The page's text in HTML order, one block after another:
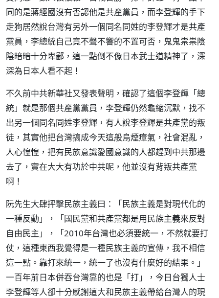
同的是蔣經國沒有否認他是共產黨員，而李登輝的手下
走狗居然說台灣有另外一個同名同姓的李登輝才是共產
黨員，李總統自己竟不聲不響的不置可否，鬼鬼祟祟陰
陰暗暗十分卑鄙，這一點倒不像日本武士道精神了，深
深為日本人看不起！
不久前中共新華社又發表聲明，確認了這個李登輝「總
統」就是那個共產黨黨員，李登輝仍然龜縮沉默，找不
出另一個同名同姓李登輝，有人說李登輝是共產黨的叛
徒，其實他把台灣搞成今天這般烏煙瘴氣，社會混亂，
人心惶惶，把有民族意識愛國意識的人都趕到中共那邊
去了，實在大大有功於中共呢，他並沒有背叛共產黨
啊！
阮先生大肆抨擊民族主義曰：「民族主義是對現代化的
一種反動」，「國民黨和共產黨都是用民族主義來反對
自由民主」，「2010年台灣也必須要統一，不然就要打
仗，這種東西我覺得是一種民族主義的宣傳，我不相信
這一點。靠打來統一，統一了也沒有什麼好的結果。」
一百年前日本併吞台灣靠的也是「打」，今日台獨人士
李登輝等人卻十分感謝這大和民族主義帶給台灣人的現